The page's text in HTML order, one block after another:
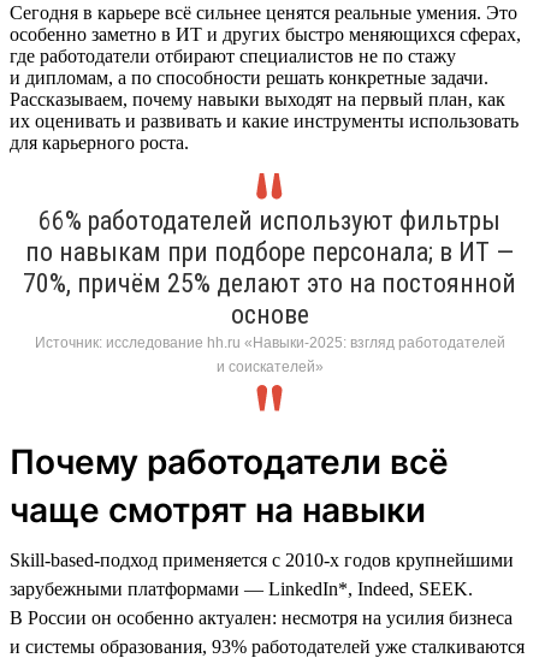
Сегодня в карьере всё сильнее ценятся реальные умения. Это
особенно заметно в ИТ и других быстро меняющихся сферах,
где работодатели отбирают специалистов не по стажу
и дипломам, а по способности решать конкретные задачи.
Рассказываем, почему навыки выходят на первый план, как
их оценивать и развивать и какие инструменты использовать
для карьерного роста.
66% работодателей используют фильтры
по навыкам при подборе персонала; в ИТ —
70%, причём 25% делают это на постоянной
основе
Источник: исследование hh.ru «Навыки-2025: взгляд работодателей
и соискателей»
Почему работодатели всё
чаще смотрят на навыки
Skill-based-подход применяется с 2010-х годов крупнейшими
зарубежными платформами — LinkedIn*, Indeed, SEEK.
В России он особенно актуален: несмотря на усилия бизнеса
и системы образования, 93% работодателей уже сталкиваются